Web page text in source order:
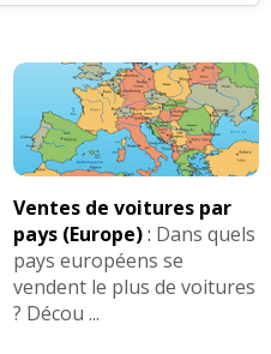
Ventes de voitures par
pays (Europe): Dans quels
pays européens se
vendent le plus de voitures
? Décou ...